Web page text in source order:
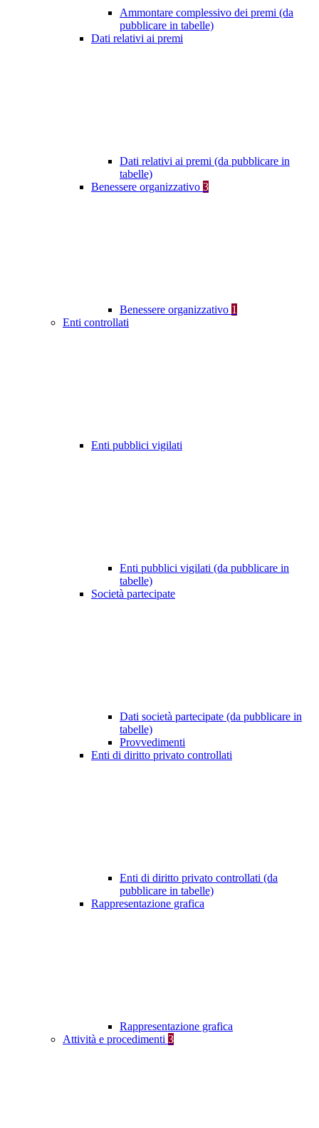
Ammontare complessivo dei premi (da
pubblicare in tabelle)
Dati relativi ai premi
Dati relativi ai premi (da pubblicare in
tabelle)
Benessere organizzativo 3
Benessere organizzativo 1
Enti controllati
Enti pubblici vigilati
Enti pubblici vigilati (da pubblicare in
tabelle)
Società partecipate
Dati società partecipate (da pubblicare in
tabelle)
Provvedimenti
Enti di diritto privato controllati
Enti di diritto privato controllati (da
pubblicare in tabelle)
Rappresentazione grafica
Rappresentazione grafica
Attività e procedimenti 3